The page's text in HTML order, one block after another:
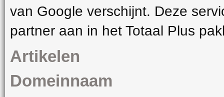
van Google verschijnt. Deze
partner aan in het Totaal Plus
Artikelen
Domeinnaam